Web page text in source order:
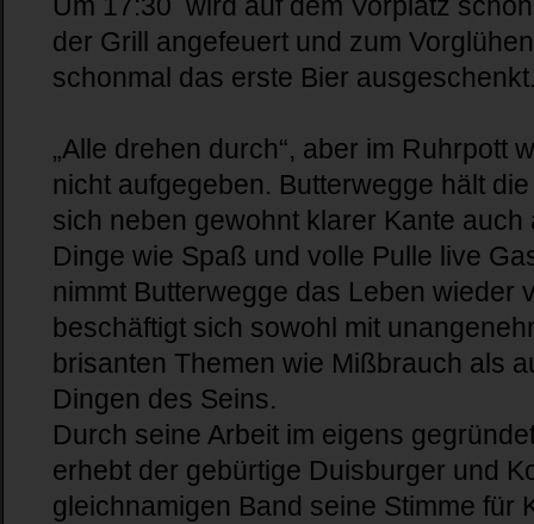
der Grill angefeuert und zum Vorglühen
schonmal das erste Bier
„Alle drehen durch“, aber im Ruhrpott
nicht aufgegeben. Butterwegge hält
sich neben gewohnt klarer Kante
Dinge wie Spaß und volle Pulle live
nimmt Butterwegge das Leben wieder
beschäftigt sich sowohl mit
brisanten Themen wie Mißbrauch als
Dingen des Seins.
Durch seine Arbeit im eigens
erhebt der gebürtige Duisburger und
gleichnamigen Band seine Stimme für